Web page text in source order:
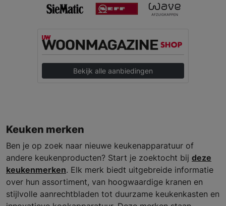
Bekijk alle aanbiedingen
Keuken merken
Ben je op zoek naar nieuwe keukenapparatuur of
andere keukenproducten? Start je zoektocht bij deze
keukenmerken. Elk merk biedt uitgebreide informatie
over hun assortiment, van hoogwaardige kranen en
stijlvolle aanrechtbladen tot duurzame keukenkasten en